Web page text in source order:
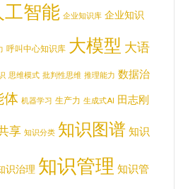
工智能 企业知识库 企业知识
呼叫中心知识库 大模型 大语
思维模式 批判性思维 推理能力 数据治
体 机器学习 生产力 生成式AI 田志刚
享 知识分类 知识图谱 知识
识治理 知识管理 知识管